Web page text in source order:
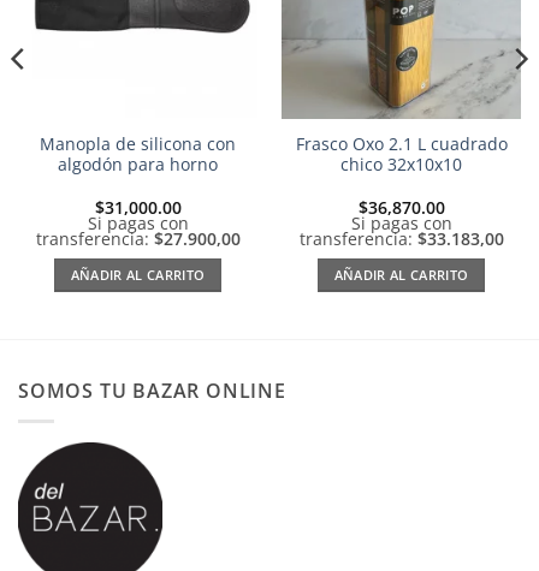
Manopla de silicona con
algodón para horno
$31,000.00
Si pagas con
transferencia: $27.900,00
AÑADIR AL CARRITO
Frasco Oxo 2.1 L cuadrado
chico 32x10x10
$36,870.00
Si pagas con
transferencia: $33.183,00
AÑADIR AL CARRITO
SOMOS TU BAZAR ONLINE